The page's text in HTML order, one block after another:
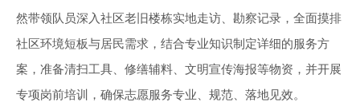
然带领队员深入社区老旧楼栋实地走访、勘察记录，全面摸排
社区环境短板与居民需求，结合专业知识制定详细的服务方
案，准备清扫工具、修缮辅料、文明宣传海报等物资，并开展
专项岗前培训，确保志愿服务专业、规范、落地见效。